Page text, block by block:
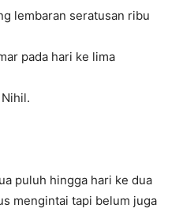
lembaran seratusan ribu
pada hari ke lima
puluh hingga hari ke dua
mengintai tapi belum juga